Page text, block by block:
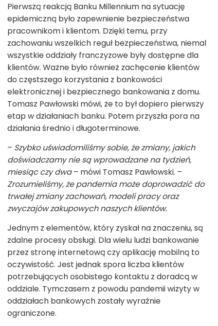
Pierwszą reakcją Banku Millennium na sytuację
epidemiczną było zapewnienie bezpieczeństwa
pracownikom i klientom. Dzięki temu, przy
zachowaniu wszelkich reguł bezpieczeństwa, niemal
wszystkie oddziały franczyzowe były dostępne dla
klientów. Ważne było również zachęcenie klientów
do częstszego korzystania z bankowości
elektronicznej i bezpiecznego bankowania z domu.
Tomasz Pawłowski mówi, że to był dopiero pierwszy
etap w działaniach banku. Potem przyszła pora na
działania średnio i długoterminowe.
– Szybko uświadomiliśmy sobie, że zmiany, jakich
doświadczamy nie są wprowadzane na tydzień,
miesiąc czy dwa– mówi Tomasz Pawłowski. –
Zrozumieliśmy, że pandemia może doprowadzić do
trwałej zmiany zachowań, modeli pracy oraz
zwyczajów zakupowych naszych klientów.
Jednym z elementów, który zyskał na znaczeniu, są
zdalne procesy obsługi. Dla wielu ludzi bankowanie
przez stronę internetową czy aplikację mobilną to
oczywistość. Jest jednak spora liczba klientów
potrzebujących osobistego kontaktu z doradcą w
oddziale. Tymczasem z powodu pandemii wizyty w
oddziałach bankowych zostały wyraźnie
ograniczone.